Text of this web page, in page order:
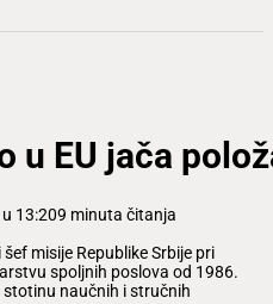
u EU jača
13:209 minuta čitanja
misije Republike Srbije pri
spoljnih poslova od 1986.
stotinu naučnih i stručnih